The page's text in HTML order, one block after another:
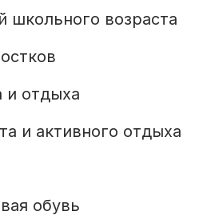
школьного возраста
и отдыха
и активного отдыха
обувь